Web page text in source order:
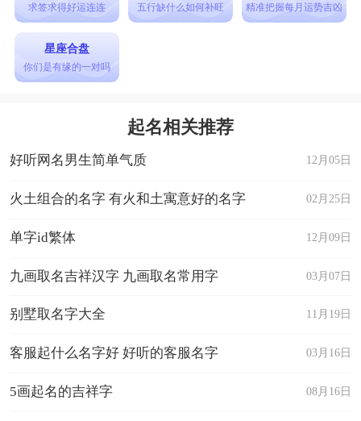
求签求得好运连连 五行缺什么如何补旺 精准把握每月运势吉凶
星座合盘
你们是有缘的一对吗
起名相关推荐
12月05日
好听网名男生简单气质
02月25日
火土组合的名字 有火和土寓意好的名字
12月09日
单字id繁体
03月07日
九画取名吉祥汉字 九画取名常用字
11月19日
别墅取名字大全
03月16日
客服起什么名字好 好听的客服名字
08月16日
5画起名的吉祥字